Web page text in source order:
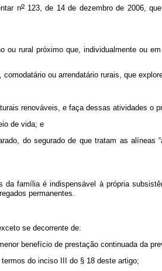
no123, de 14 de dezembro de 2006,
rural próximo que, individualmente ou
ou arrendatário rurais, que
renováveis, e faça dessas atividades o
de vida; e
do segurado de que tratam as alíneas
família é indispensável à própria
permanentes.
se decorrente de:
benefício de prestação continuada da
do inciso III do § 18 deste artigo;